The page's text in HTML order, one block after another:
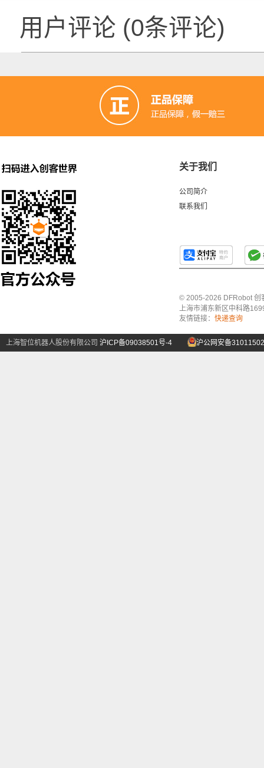
用户评论 (0条评论)
关于我们
公司简介
联系我们
© 2005-2026 DFRobot 创
上海市浦东新区中科路
友情链接： 快递查询
上海智位机器人股份有限公司 沪ICP备09038501号-4 沪公网安备